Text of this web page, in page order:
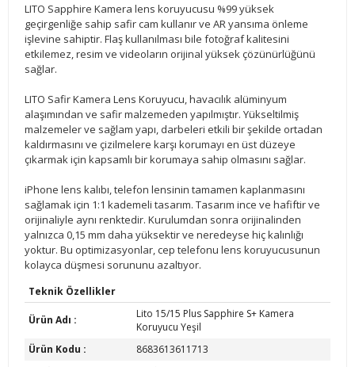
LITO Sapphire Kamera lens koruyucusu %99 yüksek
geçirgenliğe sahip safir cam kullanır ve AR yansıma önleme
işlevine sahiptir. Flaş kullanılması bile fotoğraf kalitesini
etkilemez, resim ve videoların orijinal yüksek çözünürlüğünü
sağlar.
LITO Safir Kamera Lens Koruyucu, havacılık alüminyum
alaşımından ve safir malzemeden yapılmıştır. Yükseltilmiş
malzemeler ve sağlam yapı, darbeleri etkili bir şekilde ortadan
kaldırmasını ve çizilmelere karşı korumayı en üst düzeye
çıkarmak için kapsamlı bir korumaya sahip olmasını sağlar.
iPhone lens kalıbı, telefon lensinin tamamen kaplanmasını
sağlamak için 1:1 kademeli tasarım. Tasarım ince ve hafiftir ve
orijinaliyle aynı renktedir. Kurulumdan sonra orijinalinden
yalnızca 0,15 mm daha yüksektir ve neredeyse hiç kalınlığı
yoktur. Bu optimizasyonlar, cep telefonu lens koruyucusunun
kolayca düşmesi sorununu azaltıyor.
Teknik Özellikler
Ürün Adı :
Lito 15/15 Plus Sapphire S+ Kamera
Koruyucu Yeşil
Ürün Kodu :
8683613611713